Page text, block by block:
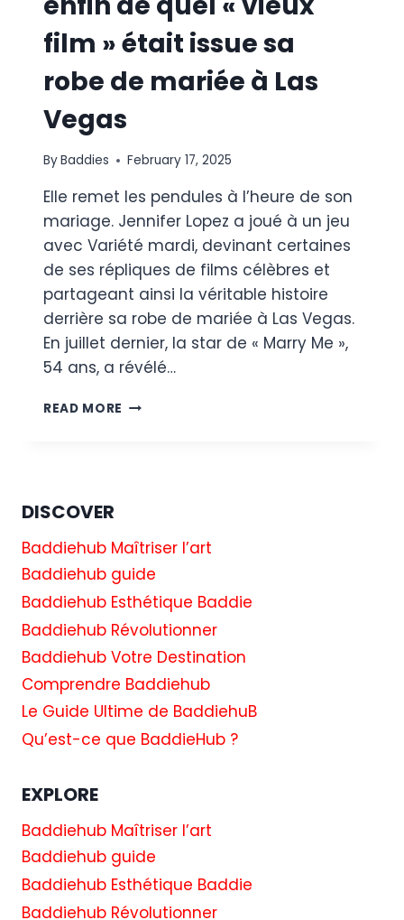
ANGELES
film » était issue sa
robe de mariée à Las
Vegas
ByBaddies February 17, 2025
Elle remet les pendules à l’heure de son
mariage. Jennifer Lopez a joué à un jeu
avec Variété mardi, devinant certaines
de ses répliques de films célèbres et
partageant ainsi la véritable histoire
derrière sa robe de mariée à Las Vegas.
En juillet dernier, la star de « Marry Me »,
54 ans, a révélé…
READ MORE JENNIFER
VIEUX
FILM
»
ÉTAIT
ISSUE
SA
ROBE
MARIÉE
À
VEGAS
DISCOVER
Baddiehub Maîtriser l’art
Baddiehub guide
Baddiehub Esthétique Baddie
Baddiehub Révolutionner
Baddiehub Votre Destination
Comprendre Baddiehub
Le Guide Ultime de BaddiehuB
Qu’est-ce que BaddieHub ?
EXPLORE
Baddiehub Maîtriser l’art
Baddiehub guide
Baddiehub Esthétique Baddie
Baddiehub Révolutionner